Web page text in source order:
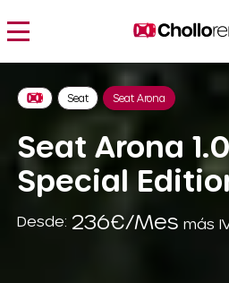
Seat Seat Arona
Seat Arona
Special
Desde: 236€/Mes más